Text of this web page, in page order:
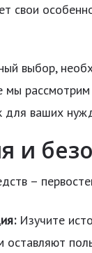
свои
выбор,
для ваших
и
–
Изучите
оставляют